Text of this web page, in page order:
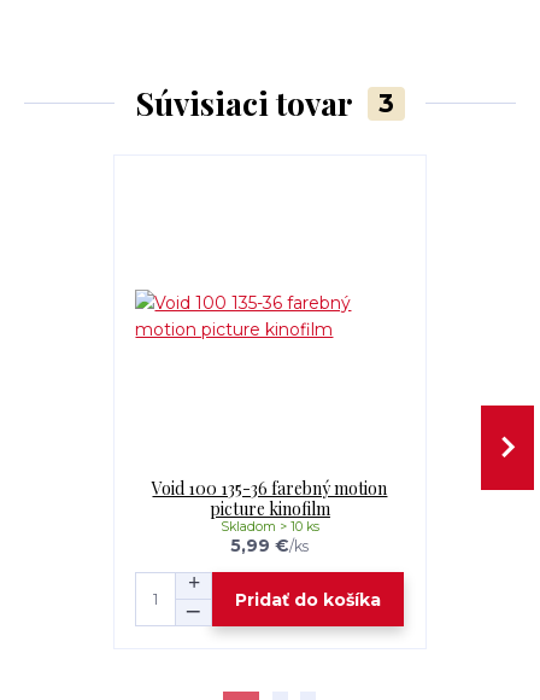
Súvisiaci tovar 3
Void 100 135-36 farebný motion
picture kinofilm
5,99 €/ks
Skladom > 10 ks
Pridať do košíka
Void